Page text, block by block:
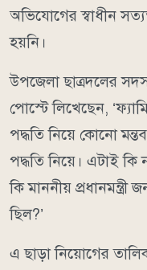
অভিযোগের স্বাধীন
হয়নি।
উপজেলা ছাত্রদলের
পোস্টে লিখেছেন,
পদ্ধতি নিয়ে কোনো
পদ্ধতি নিয়ে। এটাই
কি মাননীয় প্রধানমন্ত্রী
ছিল?’
এ ছাড়া নিয়োগের